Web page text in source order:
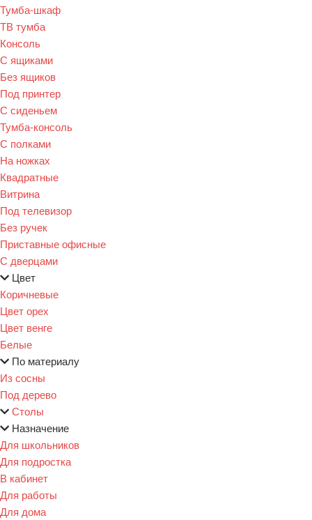
Тумба-шкаф
ТВ тумба
Консоль
С ящиками
Без ящиков
Под принтер
С сиденьем
Тумба-консоль
С полками
На ножках
Квадратные
Витрина
Под телевизор
Без ручек
Приставные офисные
С дверцами
Цвет
Коричневые
Цвет орех
Цвет венге
Белые
По материалу
Из сосны
Под дерево
Столы
Назначение
Для школьников
Для подростка
В кабинет
Для работы
Для дома